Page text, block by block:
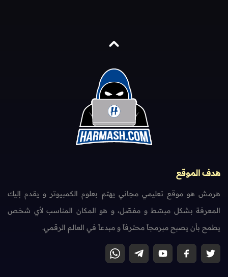
هدف الموقع
هرمش هو موقع تعليمي مجاني يهتم بعلوم الكمبيوتر و يقدم إليك
المعرفة بشكل مبسّط و مفصّل، و هو المكان المناسب لأي شخص
يطمح بأن يصبح مبرمجاً محترفاً و مبدعاً في العالم الرقمي.